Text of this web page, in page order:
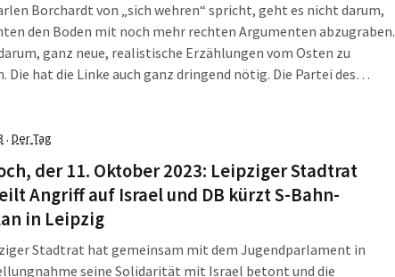
Borchardt von „sich wehren“ spricht, geht es nicht darum,
den Boden mit noch mehr rechten Argumenten abzugraben.
ganz neue, realistische Erzählungen vom Osten zu
Die hat die Linke auch ganz dringend nötig. Die Partei des
· Der Tag
der 11. Oktober 2023: Leipziger Stadtrat
Angriff auf Israel und DB kürzt S-Bahn-
in Leipzig
Stadtrat hat gemeinsam mit dem Jugendparlament in
seine Solidarität mit Israel betont und die